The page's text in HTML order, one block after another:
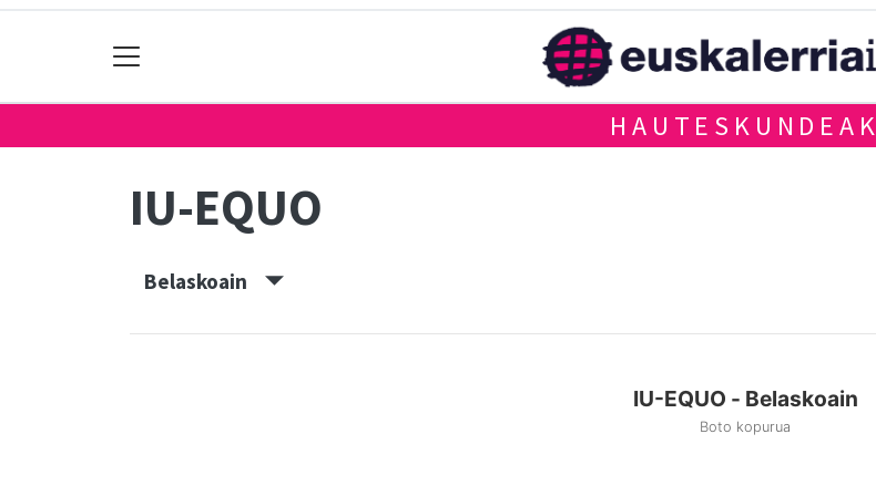
HAUTESKUNDEAK
IU-EQUO
Belaskoain
IU-EQUO - Belaskoain
Boto kopurua